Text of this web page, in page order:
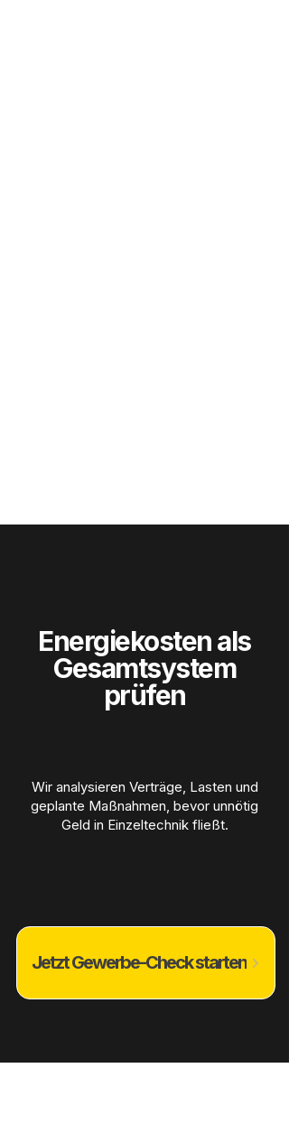
Energiekosten als
Gesamtsystem
prüfen
Wir analysieren Verträge, Lasten und
geplante Maßnahmen, bevor unnötig
Geld in Einzeltechnik fließt.
Jetzt Gewerbe-Check starten